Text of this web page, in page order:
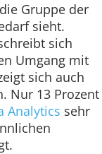
Gruppe der
sieht.
sich
Umgang mit
sich auch
Nur 13 Prozent
Analytics sehr